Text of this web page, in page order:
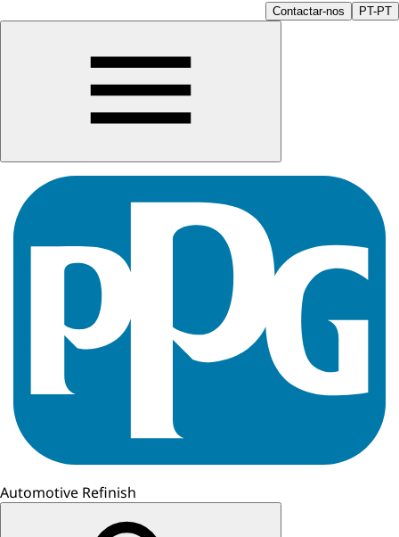
Contactar-nos PT-PT
Automotive Refinish